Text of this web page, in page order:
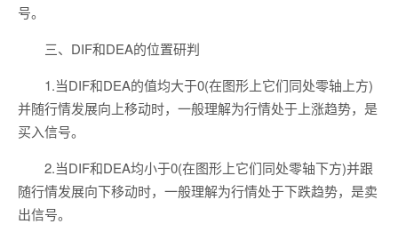
号。
三、DIF和DEA的位置研判
1.当DIF和DEA的值均大于0(在图形上它们同处零轴上方)
并随行情发展向上移动时，一般理解为行情处于上涨趋势，是
买入信号。
2.当DIF和DEA均小于0(在图形上它们同处零轴下方)并跟
随行情发展向下移动时，一般理解为行情处于下跌趋势，是卖
出信号。